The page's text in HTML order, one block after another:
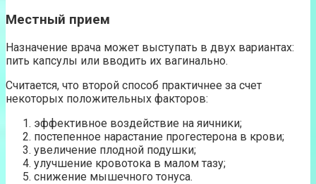
Местный прием
Назначение врача может выступать в двух вариантах:
пить капсулы или вводить их вагинально.
Считается, что второй способ практичнее за счет
некоторых положительных факторов:
эффективное воздействие на яичники;
постепенное нарастание прогестерона в крови;
увеличение плодной подушки;
улучшение кровотока в малом тазу;
снижение мышечного тонуса.